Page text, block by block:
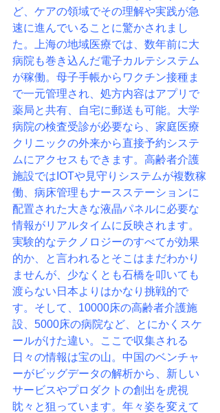
ど、 ケアの領域でその理解や実践が急
速に進んでいることに驚かされまし
た。
上海の地域医療では、数年前に大
病院も巻き込んだ電子カルテシステム
が稼働。 母子手帳からワクチン接種ま
で一元管理され、 処方内容はアプリで
薬局と共有、自宅に郵送も可能。 大学
病院の検査受診が必要なら、家庭医療
クリニックの外来から直接予約システ
ムにアクセスもできます。 高齢者介護
施設ではIOTや見守りシステムが複数稼
働、 病床管理もナースステーションに
配置された大きな液晶パネルに必要な
情報がリアルタイムに反映されます。
実験的なテクノロジーのすべてが効果
的か、と言われるとそこはまだわかり
ませんが、 少なくとも石橋を叩いても
渡らない日本よりはかなり挑戦的で
す。 そして、10000床の高齢者介護施
設、5000床の病院など、
とにかくスケ
ールがけた違い。
ここで収集される
日々の情報は宝の山。中国のベンチャ
ーがビッグデータの解析から、 新しい
サービスやプロダクトの創出を虎視
眈々と狙っています。 年々姿を変えて